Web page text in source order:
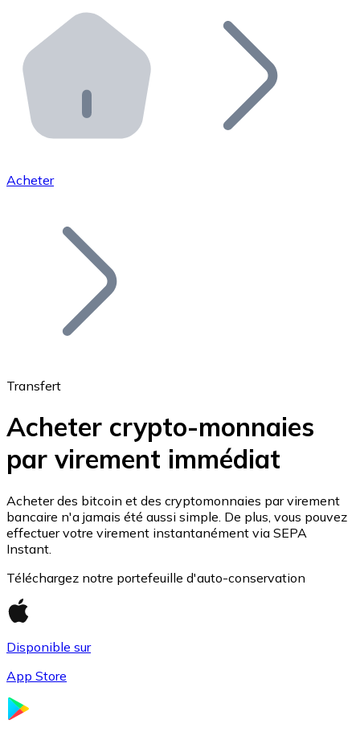
Distributeurs automatiques Bitnovo
Intégrez un ATM Bitnovo dans votre entreprise et
API Bitnovo
Intégrez notre API dans votre écosystème.
Rejoignez notre réseau de distributeurs et
Ajoutez le token de votre projet à notre service
Bitcoin
BTC
Ethereum
Acheter
Transfert
Acheter crypto-monnaies
par virement immédiat
Acheter des bitcoin et des cryptomonnaies par virement
bancaire n'a jamais été aussi simple. De plus, vous pouvez
effectuer votre virement instantanément via SEPA
Instant.
Téléchargez notre portefeuille d'auto-conservation
Disponible sur
App Store